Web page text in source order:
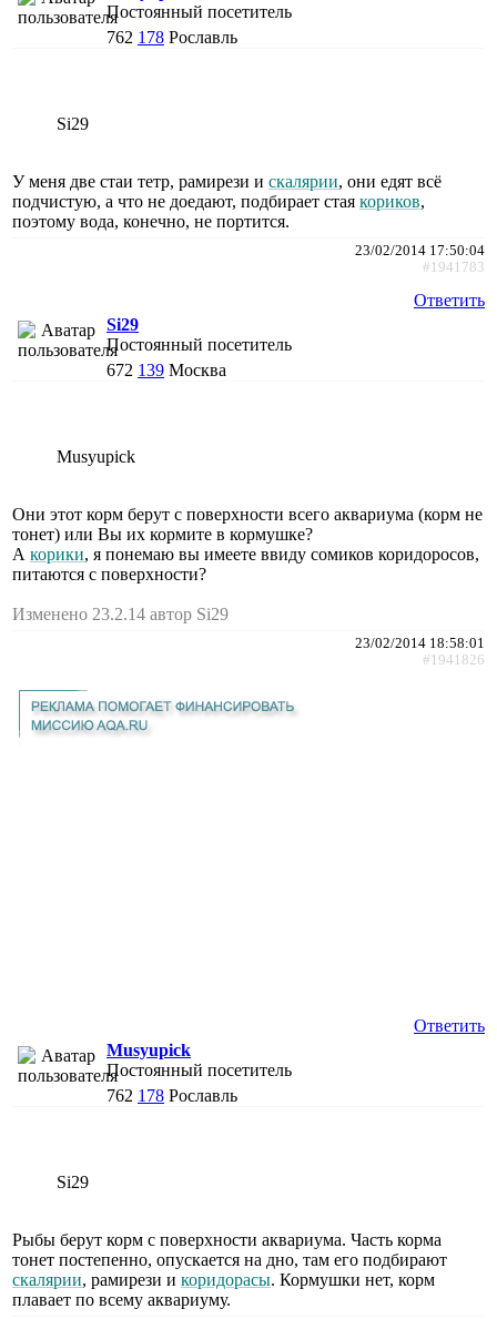
Постоянный посетитель
762 178 Рославль
Si29
У меня две стаи тетр, рамирези и скалярии, они едят всё
подчистую, а что не доедают, подбирает стая кориков,
поэтому вода, конечно, не портится.
23/02/2014 17:50:04
#1941783
Ответить
Si29
Постоянный посетитель
672 139 Москва
Musyupick
Они этот корм берут с поверхности всего аквариума (корм не
тонет) или Вы их кормите в кормушке?
А корики, я понемаю вы имеете ввиду сомиков коридоросов,
питаются с поверхности?
Изменено 23.2.14 автор Si29
23/02/2014 18:58:01
#1941826
Ответить
Musyupick
Постоянный посетитель
762 178 Рославль
Si29
Рыбы берут корм с поверхности аквариума. Часть корма
тонет постепенно, опускается на дно, там его подбирают
скалярии, рамирези и коридорасы. Кормушки нет, корм
плавает по всему аквариуму.